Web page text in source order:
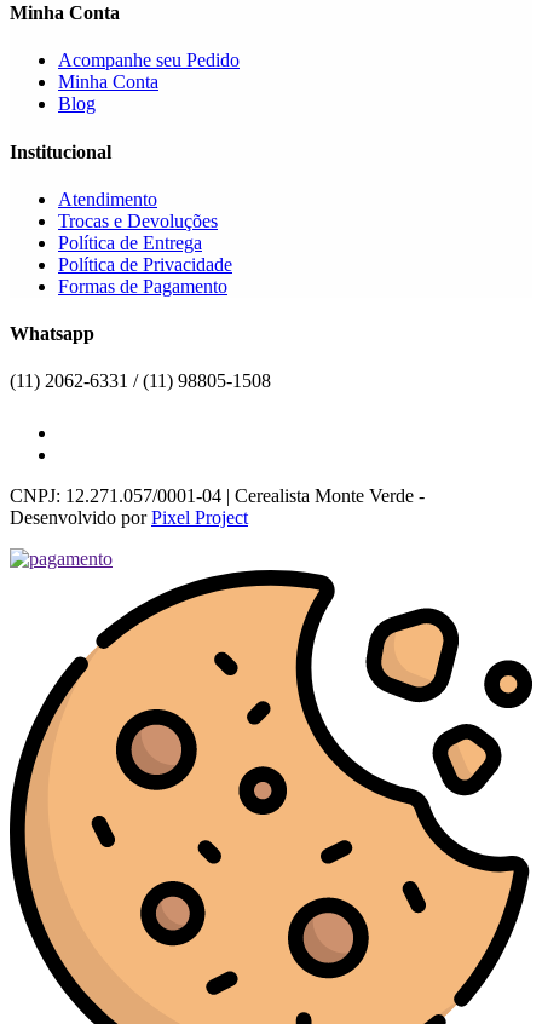
Minha Conta
Acompanhe seu Pedido
Minha Conta
Blog
Institucional
Atendimento
Trocas e Devoluções
Política de Entrega
Política de Privacidade
Formas de Pagamento
Whatsapp
(11) 2062-6331 / (11) 98805-1508
CNPJ: 12.271.057/0001-04 | Cerealista Monte Verde -
Desenvolvido porPixel Project